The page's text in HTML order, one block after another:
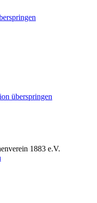
überspringen
1883 e.V.